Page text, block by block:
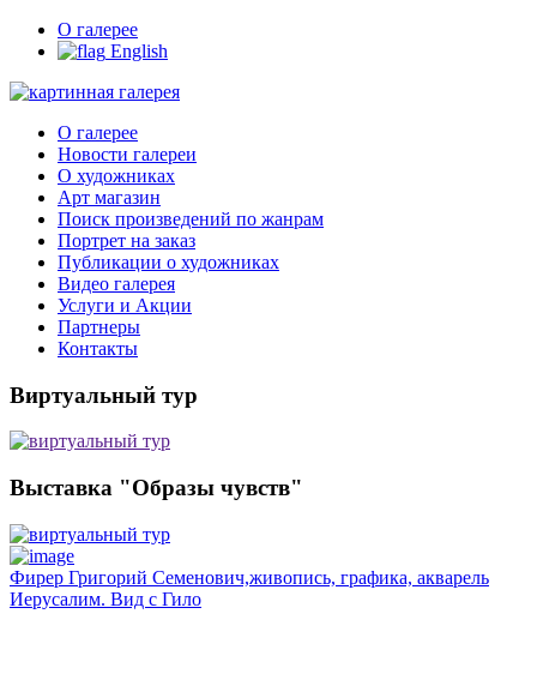
О галерее
English
О галерее
Новости галереи
О художниках
Арт магазин
Поиск произведений по жанрам
Портрет на заказ
Публикации о художниках
Видео галерея
Услуги и Акции
Партнеры
Контакты
Виртуальный тур
Выставка "Образы чувств"
Фирер Григорий Семенович,живопись, графика, акварель
Иерусалим. Вид с Гило